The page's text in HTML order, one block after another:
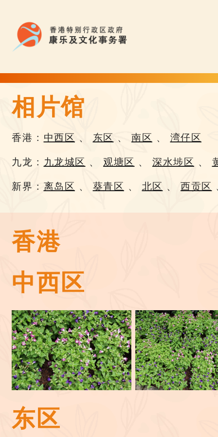
相片馆 | Flower Appreciation 康文賞花情報
相片馆
香港 : 中西区 、 东区 、 南区 、 湾仔区
九龙 : 九龙城区 、 观塘区 、 深水埗区 、
新界 : 离岛区 、 葵青区 、 北区 、 西贡区
香港
中西区
东区